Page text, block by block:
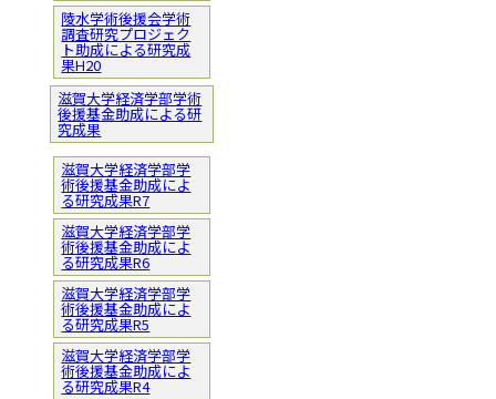
陵水学術後援会学術
調査研究プロジェク
ト助成による研究成
果H20
滋賀大学経済学部学術
後援基金助成による研
究成果
滋賀大学経済学部学
術後援基金助成によ
る研究成果R7
滋賀大学経済学部学
術後援基金助成によ
る研究成果R6
滋賀大学経済学部学
術後援基金助成によ
る研究成果R5
滋賀大学経済学部学
術後援基金助成によ
る研究成果R4